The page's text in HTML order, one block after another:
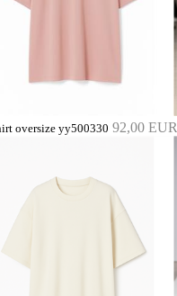
oversize yy500330 92,00 EUR